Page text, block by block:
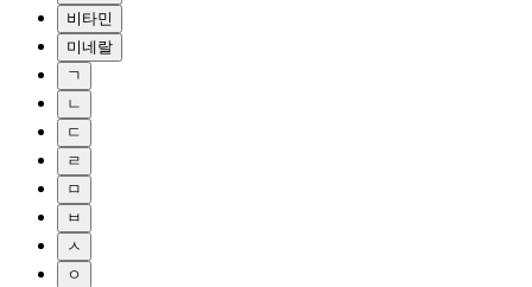
비타민
미네랄
ㄱ
ㄴ
ㄷ
ㄹ
ㅁ
ㅂ
ㅅ
ㅇ